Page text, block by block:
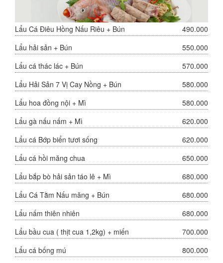
Lẩu Cá Điêu Hồng Nấu Riêu + Bún
490.000
Lẩu hải sản + Bún
550.000
Lẩu cá thác lác + Bún
570.000
Lẩu Hải Sản 7 Vị Cay Nồng + Bún
580.000
Lẩu hoa đồng nội + Mì
580.000
Lẩu gà nấu nấm + Mì
620.000
Lẩu cá Bớp biển tươi sống
620.000
Lẩu cá hồi măng chua
650.000
Lẩu bắp bò hải sản táo lê + Mì
680.000
Lẩu Cá Tằm Nấu măng + Bún
680.000
Lẩu nấm thiên nhiên
680.000
Lẩu bầu cua ( thịt cua 1,2kg) + miến
700.000
Lẩu cá bống mú
800.000